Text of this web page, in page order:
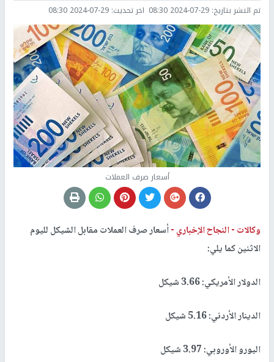
تم النشر بتاريخ: 2024-07-29 08:30 اخر تحديث: 2024-07-29 08:30
أسعار صرف العملات
وكالات -النجاح الإخباري -أسعار صرف العملات مقابل الشيكل لليوم
الاثنين كما يلي:
الدولار الأمريكي: 3.66 شيكل
الدينار الأردني: 5.16 شيكل
اليورو الأوروبي: 3.97 شيكل